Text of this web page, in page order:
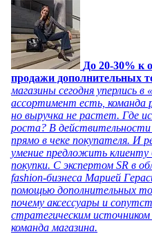
До 20-30% к
продажи дополнительных
магазины сегодня уперлись
ассортимент есть, команда
но выручка не растет. Где
роста? В
прямо в чеке покупателя. И
умение предложить
покупки. С экспертом SR в
fashion-бизнеса Марией
помощью дополнительных
почему аксессуары и
стратегическим
команда магазина.